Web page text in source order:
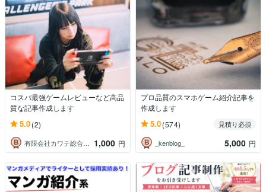
コスパ最強ゲームレビューなど高品
質な記事作成します
5.0(2)
有限会社カワテ総合サービス 1,000 円
プロ品質のスマホゲーム紹介記事を
作成します
5.0(574)
見積り必須
_kenblog_
5,000 円